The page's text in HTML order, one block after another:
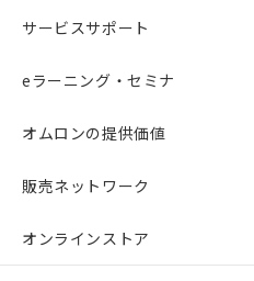
サービスサポート
eラーニング・セミナ
オムロンの提供価値
販売ネットワーク
オンラインストア